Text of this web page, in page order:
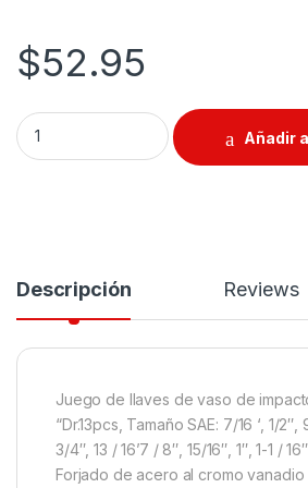
$52.95
Juego de Llaves de Vaso de Impacto
Añadir
Descripción Reviews
Juego de llaves de vaso de
“Dr.13pcs, Tamaño SAE: 7/16 ‘, 1/2″,
3/4″, 13 / 16’7 / 8″, 15/16″, 1″, 1-1 /
Forjado de acero al cromo